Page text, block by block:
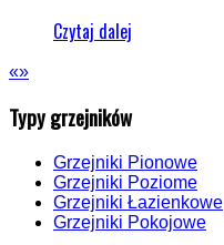
Czytaj dalej
«»
Typy grzejników
Grzejniki Pionowe
Grzejniki Poziome
Grzejniki Łazienkowe
Grzejniki Pokojowe